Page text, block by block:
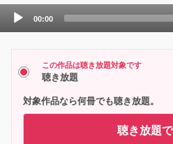
Audio
00:00
この作品は聴き放題対象です
聴き放題
対象作品なら何冊でも聴き放題。
聴き放題